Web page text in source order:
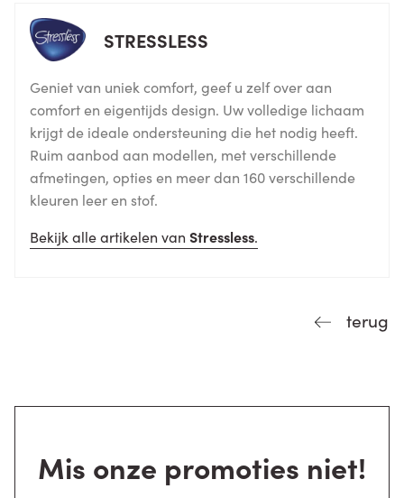
STRESSLESS
Geniet van uniek comfort, geef u zelf over aan
comfort en eigentijds design. Uw volledige lichaam
krijgt de ideale ondersteuning die het nodig heeft.
Ruim aanbod aan modellen, met verschillende
afmetingen, opties en meer dan 160 verschillende
kleuren leer en stof.
Bekijk alle artikelen van Stressless.
terug
Mis onze promoties niet!